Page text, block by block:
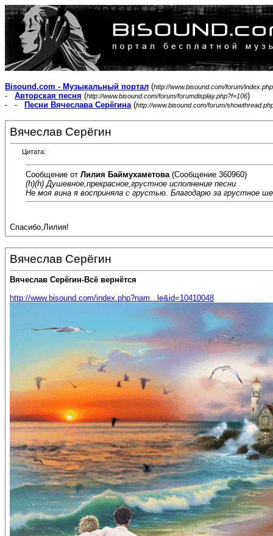
Bisound.com - Музыкальный портал (http://www.bisound.com/forum/index.php
- Авторская песня (http://www.bisound.com/forum/forumdisplay.php?f=106)
- -
Песни Вячеслава Серёгина(http://www.bisound.com/forum/
Вячеслав Серёгин
Цитата:
Сообщение от Лилия Баймухаметова (Сообщение 360960)
(h)(h) Душевное,прекрасное,грустное исполнение песни
Не моя вина я восприняла с грустью. Благодарю за грустное
Спасибо,Лилия!
Вячеслав Серёгин
Вячеслав Серёгин-Всё вернётся
http://www.bisound.com/index.php?nam...le&id=10410048